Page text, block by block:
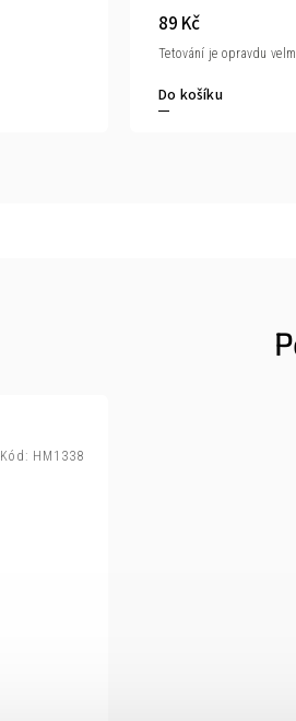
89 Kč
Do košíku
Tetování je opravdu
Kód: HM1338